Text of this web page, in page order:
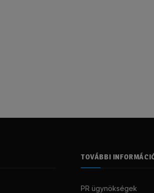
TOVÁBBI
PR ügynökségek